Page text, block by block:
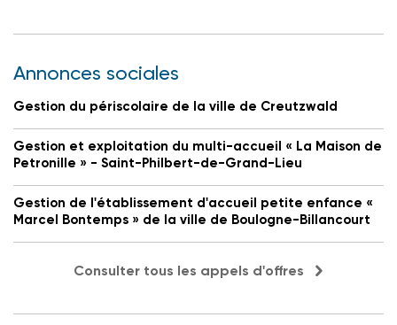
Annonces sociales
Gestion du périscolaire de la ville de Creutzwald
Gestion et exploitation du multi-accueil « La Maison de
Petronille » - Saint-Philbert-de-Grand-Lieu
Gestion de l'établissement d'accueil petite enfance «
Marcel Bontemps » de la ville de Boulogne-Billancourt
Consulter tous les appels d'offres